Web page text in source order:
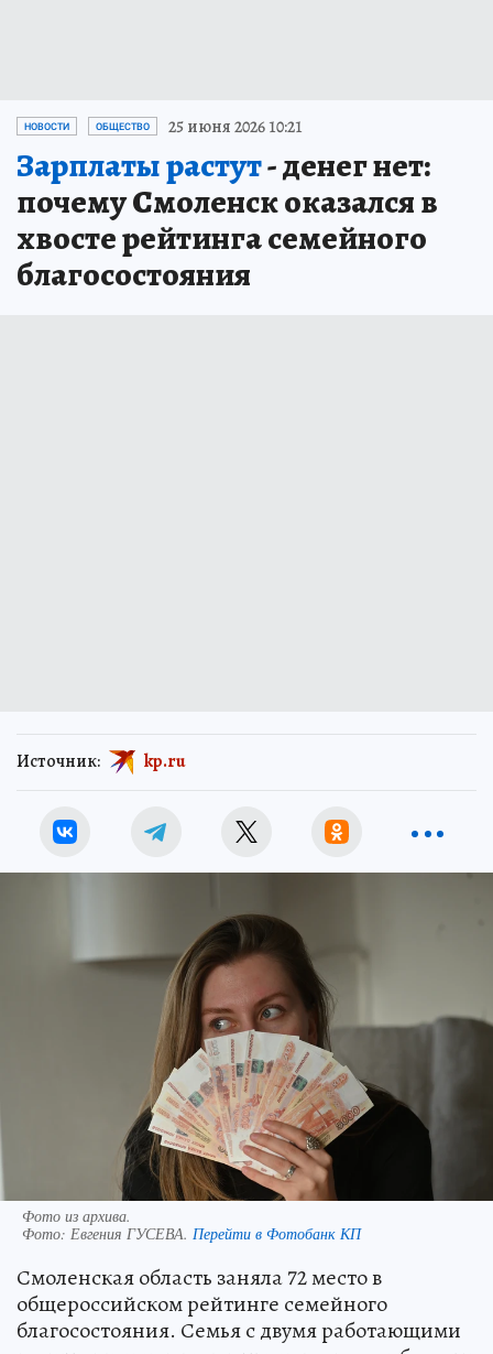
НОВОСТИ ОБЩЕСТВО 25 июня 2026 10:21
Зарплаты растут- денег нет:
почему Смоленск оказался в
хвосте рейтинга семейного
благосостояния
Источник: kp.ru
Фото из архива.
Фото: Евгения ГУСЕВА. Перейти в Фотобанк КП
Смоленская область заняла 72 место в
общероссийском рейтинге семейного
благосостояния. Семья с двумя работающими